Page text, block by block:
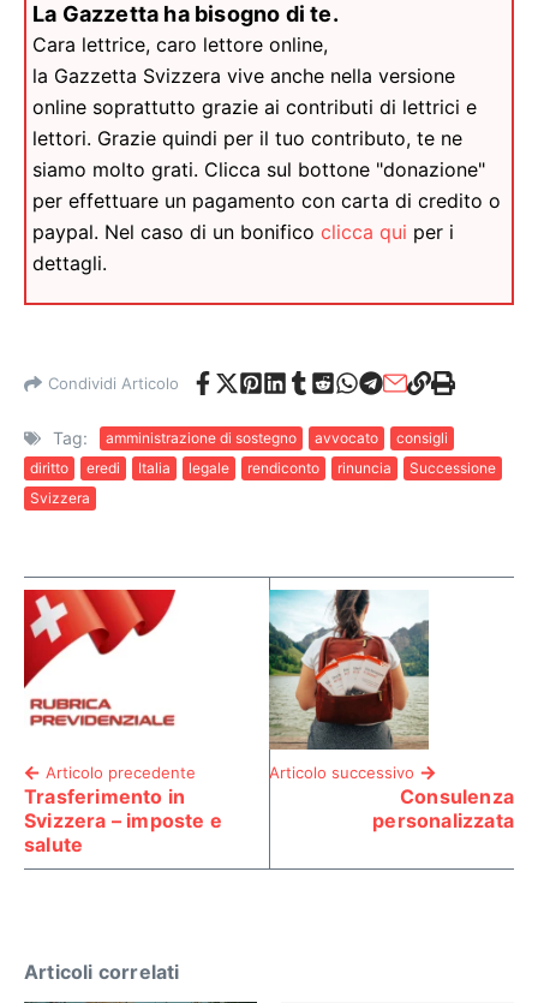
La Gazzetta ha bisogno di te.
Cara lettrice, caro lettore online,
la Gazzetta Svizzera vive anche nella versione
online soprattutto grazie ai contributi di lettrici e
lettori. Grazie quindi per il tuo contributo, te ne
siamo molto grati. Clicca sul bottone "donazione"
per effettuare un pagamento con carta di credito o
paypal. Nel caso di un bonifico clicca qui per i
dettagli.
Condividi Articolo
Tag: amministrazione di sostegno avvocato
consigli
diritto
eredi Italia legale rendiconto rinuncia
Successione
Svizzera
Articolo precedente
Trasferimento in
Svizzera – imposte e
salute
Articolo successivo
Consulenza
personalizzata
Articoli correlati